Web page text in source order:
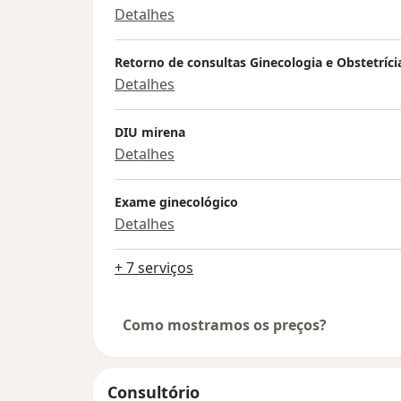
Detalhes
Retorno de consultas Ginecologia e
Detalhes
DIU mirena
Detalhes
Exame ginecológico
Detalhes
+ 7 serviços
Como mostramos os preços?
Consultório